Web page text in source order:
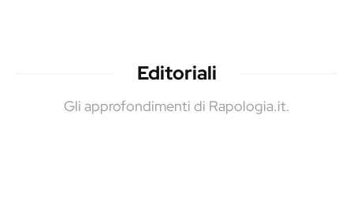
Editoriali
Gli approfondimenti di Rapologia.it.